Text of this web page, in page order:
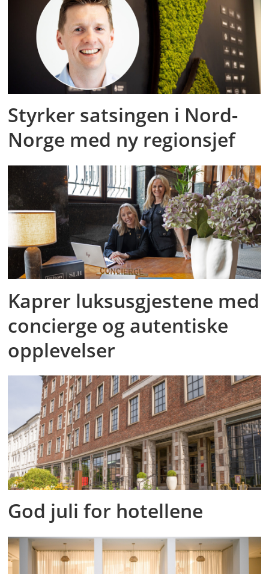
Styrker satsingen i Nord-
Norge med ny regionsjef
Kaprer luksusgjestene med
concierge og autentiske
opplevelser
God juli for hotellene